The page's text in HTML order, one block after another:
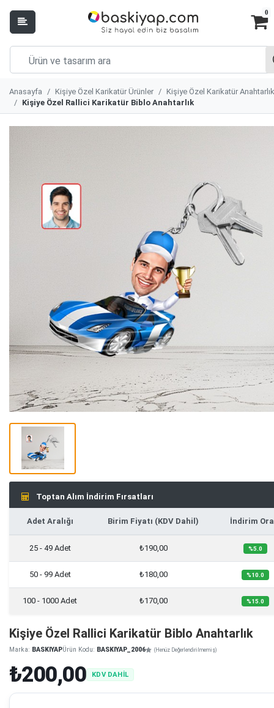
0
Anasayfa Kişiye Özel Karikatür Ürünler
Kişiye Özel Karikatür Anahtarlık
Kişiye Özel Rallici Karikatür Biblo Anahtarlık
Toptan Alım İndirim Fırsatları
Adet Aralığı Birim Fiyatı (KDV Dahil) İndirim
25 - 49 Adet ₺190,00 %5.0
50 - 99 Adet ₺180,00 %10.0
100 - 1000 Adet ₺170,00 %15.0
Kişiye Özel Rallici Karikatür Biblo Anahtarlık
Marka: BASKIYAPÜrün Kodu: BASKIYAP_2006 (Henüz Değerlendirilmemiş)
₺200,00 KDV DAHİL